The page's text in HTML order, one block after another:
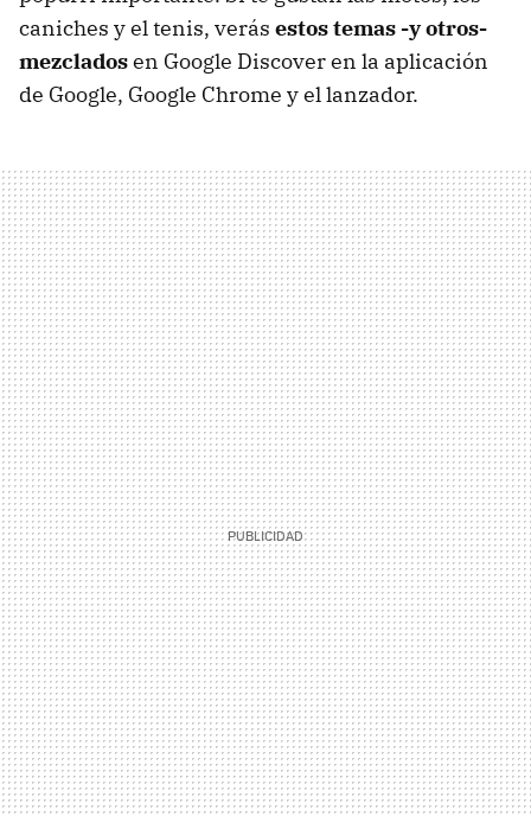
caniches y el tenis, verás estos temas -y otros-
mezcladosen Google Discover en la aplicación
de Google, Google Chrome y el lanzador.